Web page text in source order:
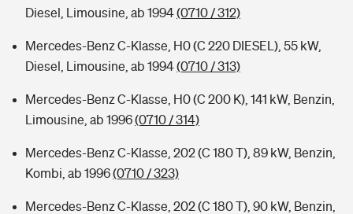
Diesel, Limousine, ab 1994(0710 / 312)
Mercedes-Benz C-Klasse, H0 (C 220 DIESEL), 55 kW,
Diesel, Limousine, ab 1994(0710 / 313)
Mercedes-Benz C-Klasse, H0 (C 200 K), 141 kW, Benzin,
Limousine, ab 1996(0710 / 314)
Mercedes-Benz C-Klasse, 202 (C 180 T), 89 kW, Benzin,
Kombi, ab 1996(0710 / 323)
Mercedes-Benz C-Klasse, 202 (C 180 T), 90 kW, Benzin,